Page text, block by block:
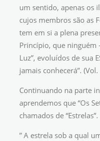
um sentido, apenas os
cujos membros são as
tem em si a plena
Princípio, que ninguém
Luz”, evoluídos de sua
jamais conhecerá”.
Continuando na parte
aprendemos que “Os
chamados de “Estrelas”.
” A estrela sob a qual